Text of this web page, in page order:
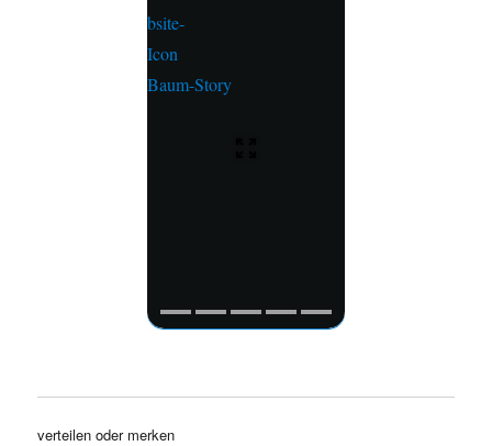
Baum-Story
verteilen oder merken